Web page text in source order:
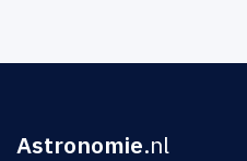
Astronomie.nl